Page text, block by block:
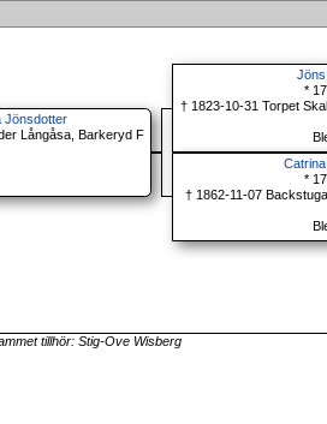
Jönsdotter
Långåsa, Barkeryd F
*
† 1823-10-31 Torpet
*
† 1862-11-07
tillhör: Stig-Ove Wisberg